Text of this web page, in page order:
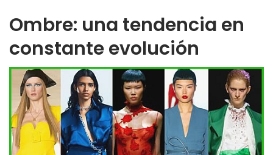
Ombre: una tendencia en
constante evolución